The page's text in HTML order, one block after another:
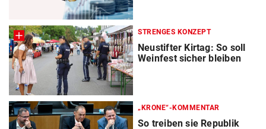
STRENGES KONZEPT
Neustifter Kirtag: So soll
Weinfest sicher bleiben
„KRONE“-KOMMENTAR
So treiben sie Republik